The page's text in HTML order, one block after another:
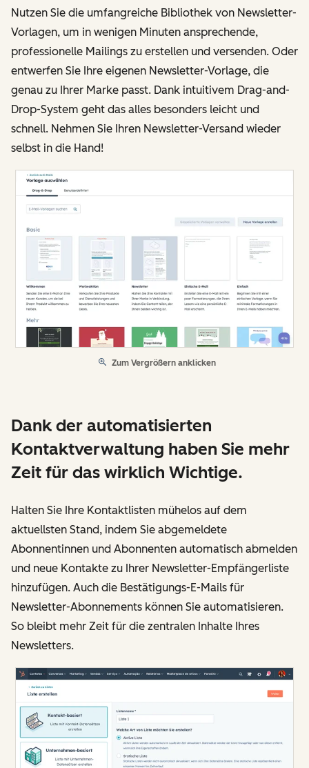
Nutzen Sie die umfangreiche Bibliothek von Newsletter-
Vorlagen, um in wenigen Minuten ansprechende,
professionelle Mailings zu erstellen und versenden. Oder
entwerfen Sie Ihre eigenen Newsletter-Vorlage, die
genau zu Ihrer Marke passt. Dank intuitivem Drag-and-
Drop-System geht das alles besonders leicht und
schnell. Nehmen Sie Ihren Newsletter-Versand wieder
selbst in die Hand!
Zum Vergrößern anklicken
Dank der automatisierten
Kontaktverwaltung haben Sie mehr
Zeit für das wirklich Wichtige.
Halten Sie Ihre Kontaktlisten mühelos auf dem
aktuellsten Stand, indem Sie abgemeldete
Abonnentinnen und Abonnenten automatisch abmelden
und neue Kontakte zu Ihrer Newsletter-Empfängerliste
hinzufügen. Auch die Bestätigungs-E-Mails für
Newsletter-Abonnements können Sie automatisieren.
So bleibt mehr Zeit für die zentralen Inhalte Ihres
Newsletters.